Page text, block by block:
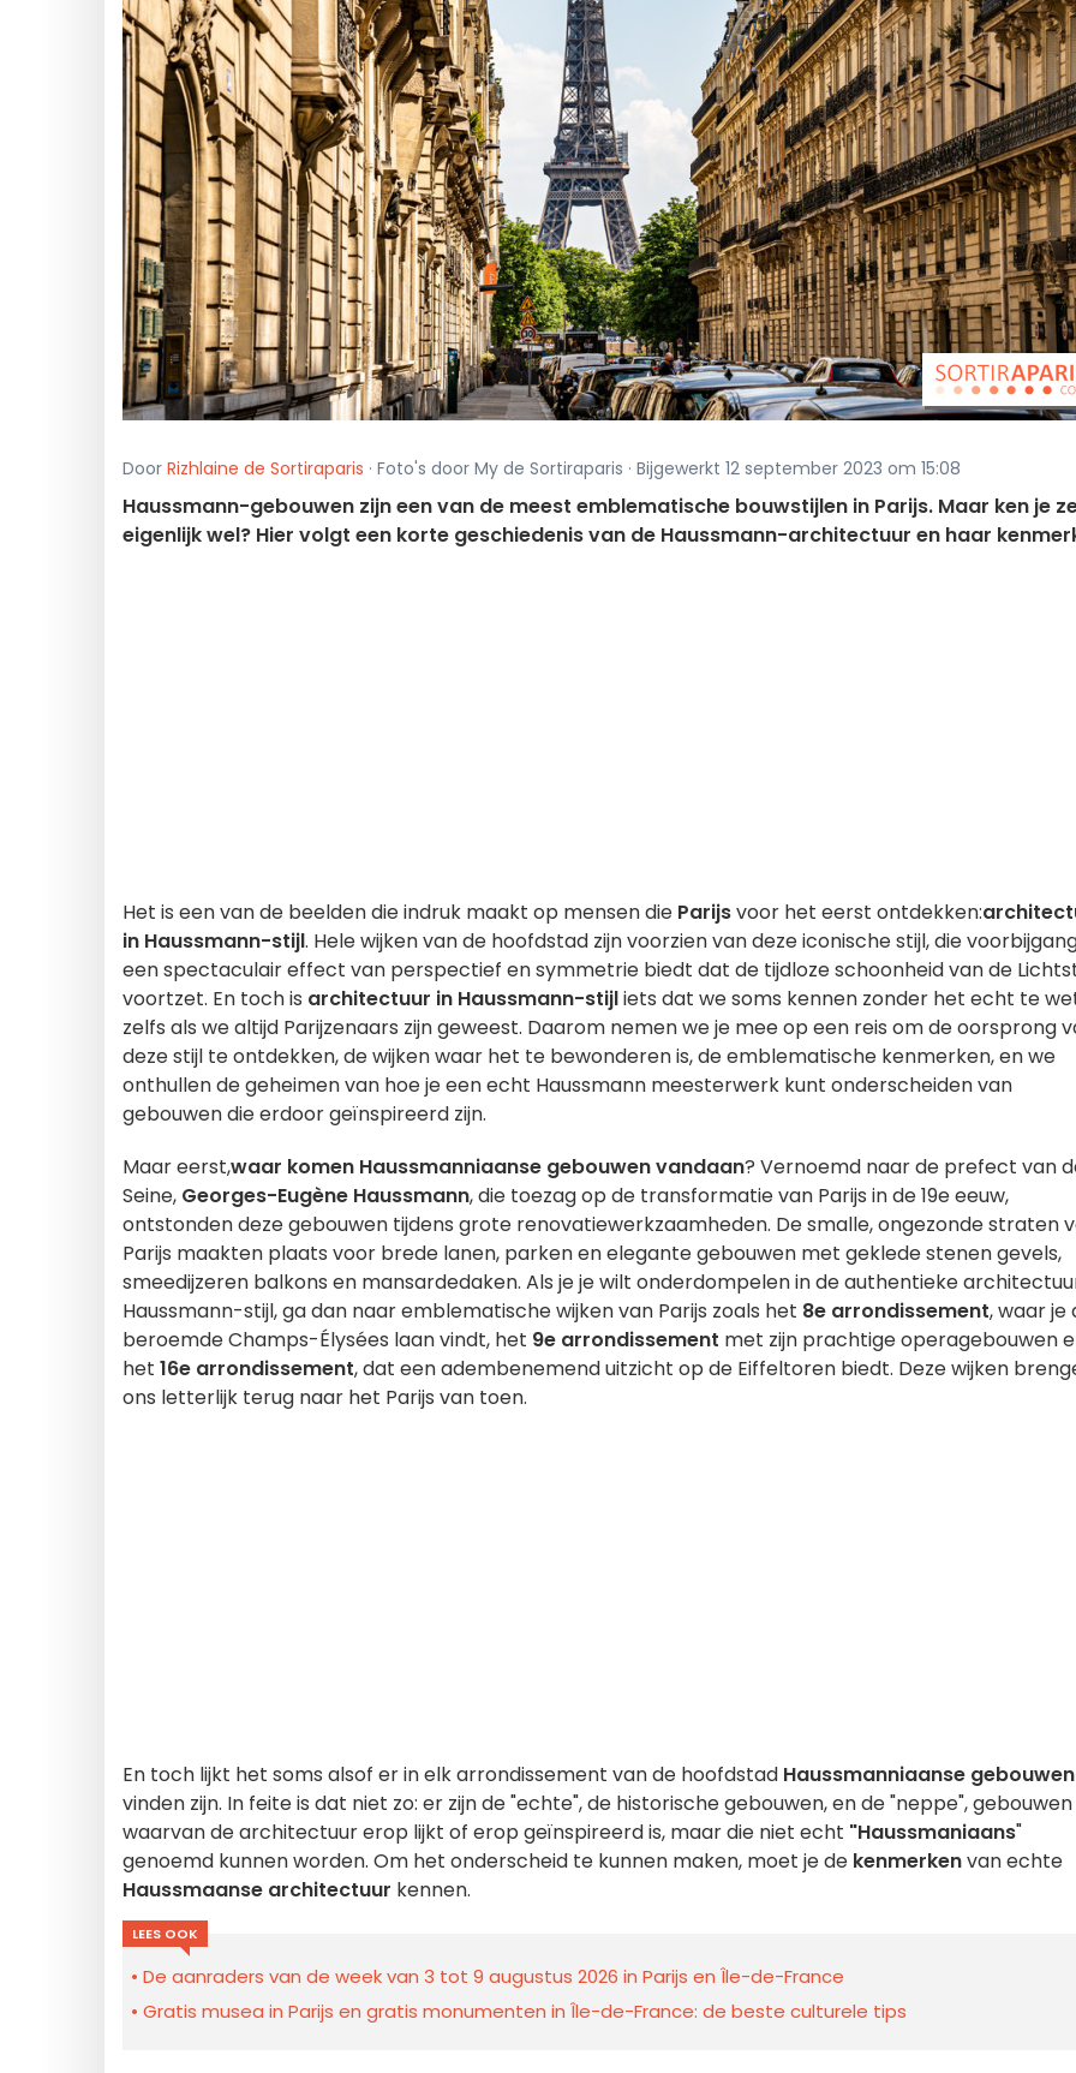
Door Rizhlaine de Sortiraparis · Foto's door My de Sortiraparis · Bijgewerkt 12 september 2023 om 15:08
Haussmann-gebouwen zijn een van de meest emblematische bouwstijlen in Parijs. Maar ken je
eigenlijk wel? Hier volgt een korte geschiedenis van de Haussmann-architectuur en haar
Het is een van de beelden die indruk maakt op mensen die Parijsvoor het eerst ontdekken:
in Haussmann-stijl. Hele wijken van de hoofdstad zijn voorzien van deze iconische stijl, die
een spectaculair effect van perspectief en symmetrie biedt dat de tijdloze schoonheid van de
voortzet. En toch is architectuur in Haussmann-stijliets dat we soms kennen zonder het echt te
zelfs als we altijd Parijzenaars zijn geweest. Daarom nemen we je mee op een reis om de oorsprong
deze stijl te ontdekken, de wijken waar het te bewonderen is, de emblematische kenmerken, en we
onthullen de geheimen van hoe je een echt Haussmann meesterwerk kunt onderscheiden van
gebouwen die erdoor geïnspireerd zijn.
Maar eerst,waar komen Haussmanniaanse gebouwen vandaan? Vernoemd naar de prefect van
Seine, Georges-Eugène Haussmann, die toezag op de transformatie van Parijs in de 19e eeuw,
ontstonden deze gebouwen tijdens grote renovatiewerkzaamheden. De smalle, ongezonde straten
Parijs maakten plaats voor brede lanen, parken en elegante gebouwen met geklede stenen gevels,
smeedijzeren balkons en mansardedaken. Als je je wilt onderdompelen in de authentieke
Haussmann-stijl, ga dan naar emblematische wijken van Parijs zoals het 8e arrondissement, waar je
beroemde Champs-Élysées laan vindt, het 9e arrondissement met zijn prachtige operagebouwen
het 16e arrondissement, dat een adembenemend uitzicht op de Eiffeltoren biedt. Deze wijken
ons letterlijk terug naar het Parijs van toen.
En toch lijkt het soms alsof er in elk arrondissement van de hoofdstad Haussmanniaanse gebouwen
vinden zijn. In feite is dat niet zo: er zijn de "echte", de historische gebouwen, en de "neppe", gebouwen
waarvan de architectuur erop lijkt of erop geïnspireerd is, maar die niet echt "Haussmaniaans"
genoemd kunnen worden. Om het onderscheid te kunnen maken, moet je de kenmerkenvan echte
Haussmaanse architectuur kennen.
LEES OOK
De aanraders van de week van 3 tot 9 augustus 2026 in Parijs en Île-de-France
Gratis musea in Parijs en gratis monumenten in Île-de-France: de beste culturele tips